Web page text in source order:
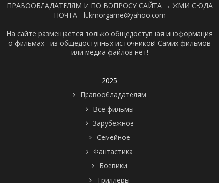
ПРАВООБЛАДАТЕЛЯМ И ПО ВОПРОСУ САЙТА → ЖМИ СЮДА
ПОЧТА - lukmorgame@yahoo.com
На сайте размещается только общедоступная иноформация
о фильмах - из общедоступных источников! Самих фильмов
или медиа файлов нет!
2025
Правообладателям
Все фильмы
Зарубежное
Семейное
Фантастика
Боевики
Триллеры